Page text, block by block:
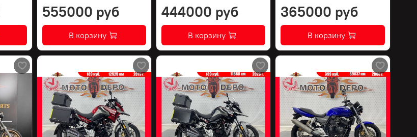
555000 руб
В корзину
444000 руб
В корзину
365000 руб
В корзину